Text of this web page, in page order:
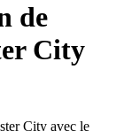
de
City
City avec le